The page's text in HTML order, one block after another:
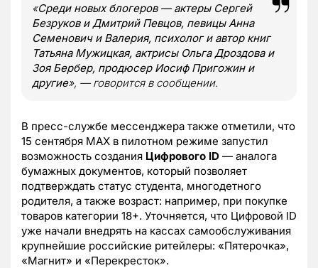
«Среди новых блогеров — актеры Сергей
Безруков и Дмитрий Певцов, певицы Анна
Семенович и Валерия, психолог и автор книг
Татьяна Мужицкая, актрисы Ольга Дроздова и
Зоя Бербер, продюсер Иосиф Пригожин и
другие», — говорится в сообщении.
В пресс-службе мессенджера также отметили, что
15 сентября МАХ в пилотном режиме запустил
возможность создания Цифрового ID — аналога
бумажных документов, который позволяет
подтверждать статус студента, многодетного
родителя, а также возраст: например, при покупке
товаров категории 18+. Уточняется, что Цифровой ID
уже начали внедрять на кассах самообслуживания
крупнейшие российские ритейлеры: «Пятерочка»,
«Магнит» и «Перекресток».